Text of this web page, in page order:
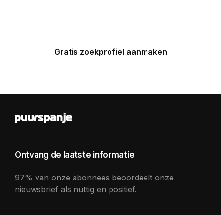
Gratis zoekprofiel aanmaken
Ontvang de laatste informatie
97% van onze abonnees beoordeelt onze
nieuwsbrief als nuttig en positief.